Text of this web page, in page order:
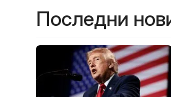
Последни